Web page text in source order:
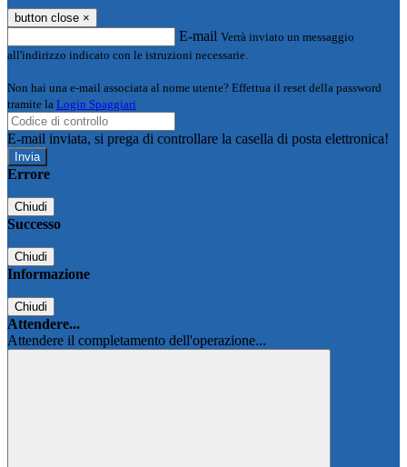
button close ×
E-mail Verrà inviato un messaggio
all'indirizzo indicato con le istruzioni necessarie.
Non hai una e-mail associata al nome utente? Effettua il reset della password
tramite la Login Spaggiari
E-mail inviata, si prega di controllare la casella di posta elettronica!
Errore
Chiudi
Successo
Chiudi
Informazione
Chiudi
Attendere...
Attendere il completamento dell'operazione...